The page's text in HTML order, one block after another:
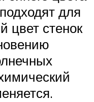
для
цвет стенок